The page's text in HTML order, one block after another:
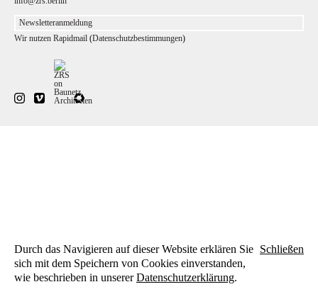
Wir nutzen Rapidmail (Datenschutzbestimmungen)
Durch das Navigieren auf dieser Website erklären Sie
sich mit dem Speichern von Cookies einverstanden,
wie beschrieben in unsererDatenschutzerklärung.
Schließen